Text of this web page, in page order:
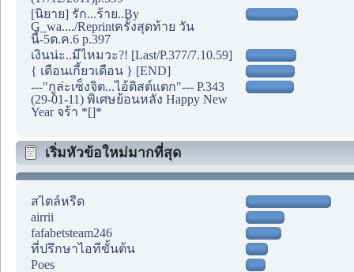
[นิยาย] รัก...ร้าย..By
G_wa..../Reprintครั้งสุดท้าย วัน
นี้-5ต.ค.6 p.397
เงินน่ะ..มีไหมวะ?! [Last/P.377/7.10.59]
{ เดือนเกี้ยวเดือน } [END]
---"กูล่ะเซ็งจิต...ไอ้ติสต์แตก"--- P.343
(29-01-11) พิเศษย้อนหลัง Happy New
Year จร้า *[]*
เริ่มหัวข้อใหม่มากที่สุด
สไตล์หรีด
airrii
fafabetsteam246
ที่ปรึกษาไอทีขั้นต้น
Poes